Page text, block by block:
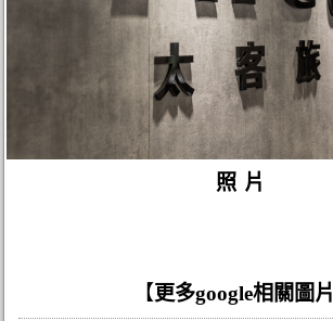
照片
【更多google相關圖片